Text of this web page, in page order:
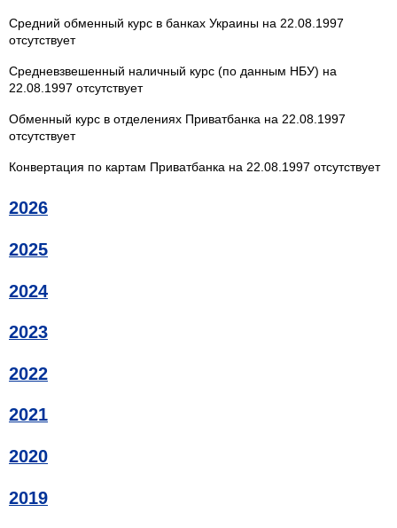
Средний обменный курс в банках Украины на 22.08.1997
отсутствует
Средневзвешенный наличный курс (по данным НБУ) на
22.08.1997 отсутствует
Обменный курс в отделениях Приватбанка на 22.08.1997
отсутствует
Конвертация по картам Приватбанка на 22.08.1997 отсутствует
2026
2025
2024
2023
2022
2021
2020
2019